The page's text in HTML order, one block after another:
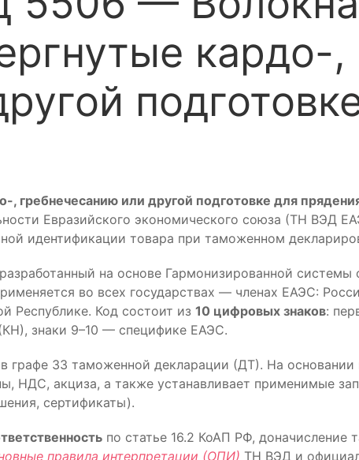
кардо-,
, гребнечесанию или другой подготовке для
Евразийского экономического союза (ТН ВЭД
идентификации товара при таможенном
на основе Гармонизированной системы
во всех государствах — членах ЕАЭС:
Республике. Код состоит из 10 цифровых знаков:
знаки 9–10 — специфике ЕАЭС.
в графе 33 таможенной декларации (ДТ). На основании
НДС, акциза, а также устанавливает применимые
сертификаты).
по статье 16.2 КоАП РФ, доначисление
правила интерпретации (ОПИ) ТН ВЭД и